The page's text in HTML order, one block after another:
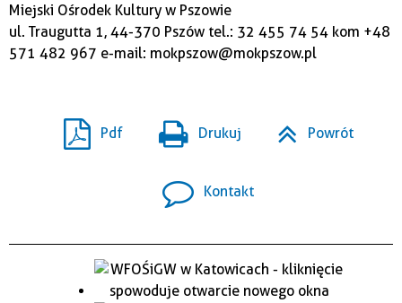
Miejski Ośrodek Kultury w Pszowie
ul. Traugutta 1, 44-370 Pszów tel.: 32 455 74 54 kom +48
571 482 967 e-mail: mokpszow@mokpszow.pl
Pdf Drukuj Powrót
Kontakt